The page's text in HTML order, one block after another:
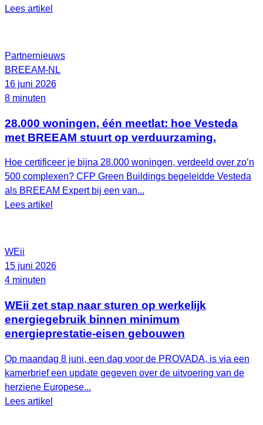
Lees artikel
Partnernieuws
BREEAM-NL
16 juni 2026
8 minuten
28.000 woningen, één meetlat: hoe Vesteda
met BREEAM stuurt op verduurzaming.
Hoe certificeer je bijna 28.000 woningen, verdeeld over zo’n
500 complexen? CFP Green Buildings begeleidde Vesteda
als BREEAM Expert bij een van...
Lees artikel
WEii
15 juni 2026
4 minuten
WEii zet stap naar sturen op werkelijk
energiegebruik binnen minimum
energieprestatie-eisen gebouwen
Op maandag 8 juni, een dag voor de PROVADA, is via een
kamerbrief een update gegeven over de uitvoering van de
herziene Europese...
Lees artikel